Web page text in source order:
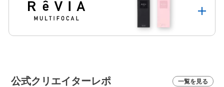
公式クリエイターレポ 一覧を見る